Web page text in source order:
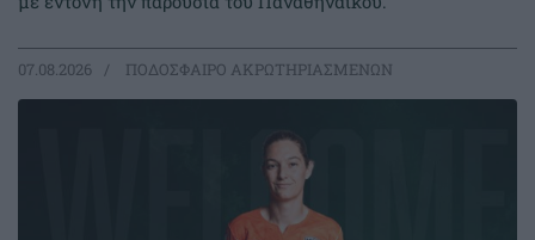
07.08.2026 ΠΟΔΟΣΦΑΙΡΟ ΑΚΡΩΤΗΡΙΑΣΜΕΝΩΝ